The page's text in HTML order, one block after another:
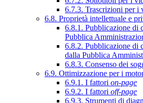
6.7.3. Trascrizioni per i
6.8. Proprietà intellettuale e
6.8.1. Pubblicazione di
Pubblica
6.8.2. Pubblicazione di
dalla Pubblica
6.8.3. Consenso dei
6.9. Ottimizzazione per i
6.9.1. I fattori on-page
6.9.2. I fattori off-page
6.9.3. Strumenti di